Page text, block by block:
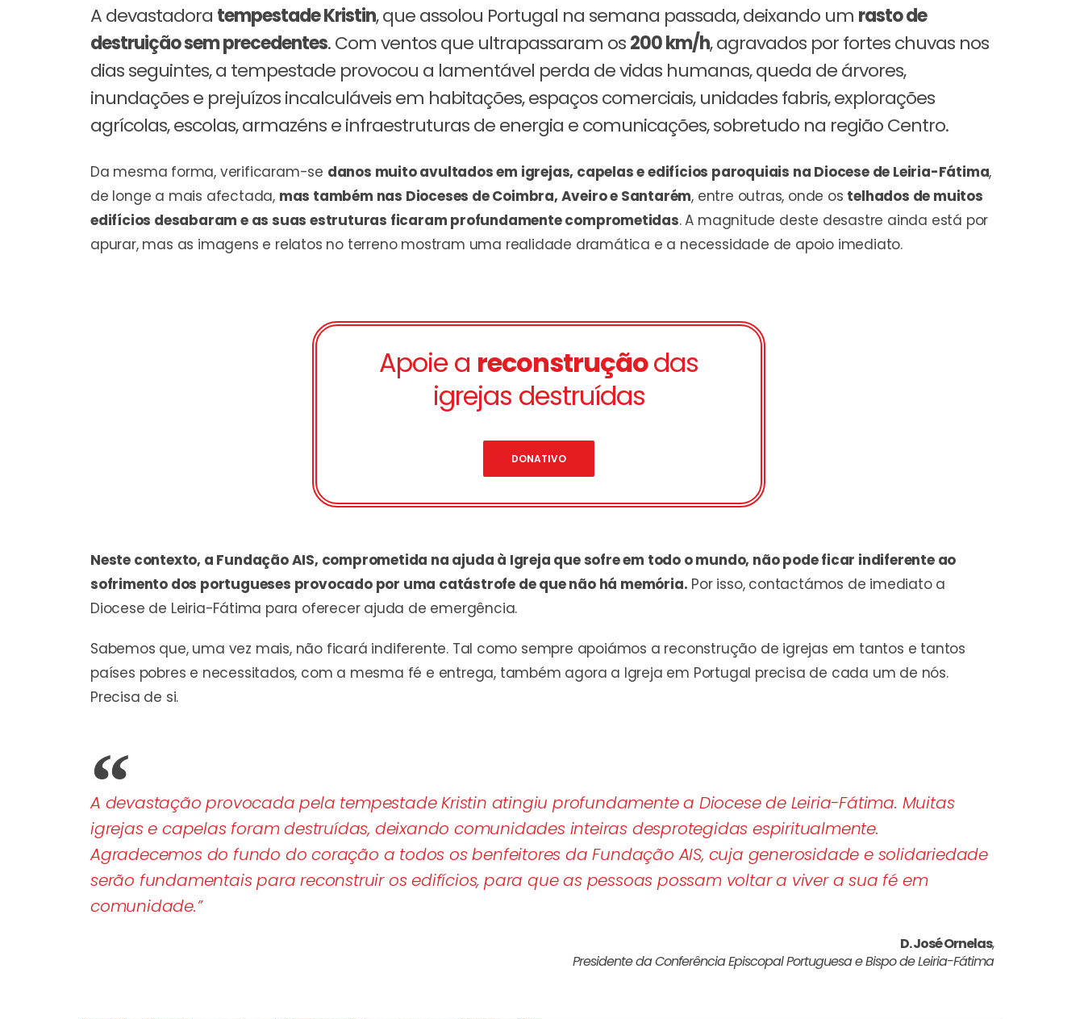
A devastadora tempestade Kristin, que assolou Portugal na semana passada, deixando um rasto de
destruição sem precedentes. Com ventos que ultrapassaram os200 km/h, agravados por fortes chuvas nos
dias seguintes, a tempestade provocou a lamentável perda de vidas humanas, queda de árvores,
inundações e prejuízos incalculáveis em habitações, espaços comerciais, unidades fabris, explorações
agrícolas, escolas, armazéns e infraestruturas de energia e comunicações, sobretudo na região Centro.
Da mesma forma, verificaram-se danos muito avultados em igrejas, capelas e edifícios paroquiais na Diocese de Leiria-Fátima,
de longe a mais afectada, mas também nas Dioceses de Coimbra, Aveiro e Santarém, entre outras, onde os telhados de muitos
edifícios desabaram e as suas estruturas ficaram profundamente comprometidas. A magnitude deste desastre ainda está por
apurar, mas as imagens e relatos no terreno mostram uma realidade dramática e a necessidade de apoio imediato.
Apoie a reconstruçãodas
igrejas destruídas
DONATIVO
Neste contexto, a Fundação AIS, comprometida na ajuda à Igreja que sofre em todo o mundo, não pode ficar indiferente ao
sofrimento dos portugueses provocado por uma catástrofe de que não há memória. Por isso, contactámos de imediato a
Diocese de Leiria-Fátima para oferecer ajuda de emergência.
Sabemos que, uma vez mais, não ficará indiferente. Tal como sempre apoiámos a reconstrução de igrejas em tantos e tantos
países pobres e necessitados, com a mesma fé e entrega, também agora a Igreja em Portugal precisa de cada um de nós.
Precisa de si.
A devastação provocada pela tempestade Kristin atingiu profundamente a Diocese de Leiria-Fátima. Muitas
igrejas e capelas foram destruídas, deixando comunidades inteiras desprotegidas espiritualmente.
Agradecemos do fundo do coração a todos os benfeitores da Fundação AIS, cuja generosidade e solidariedade
serão fundamentais para reconstruir os edifícios, para que as pessoas possam voltar a viver a sua fé em
comunidade.”
D. José Ornelas,
Presidente da Conferência Episcopal Portuguesa e Bispo de Leiria-Fátima